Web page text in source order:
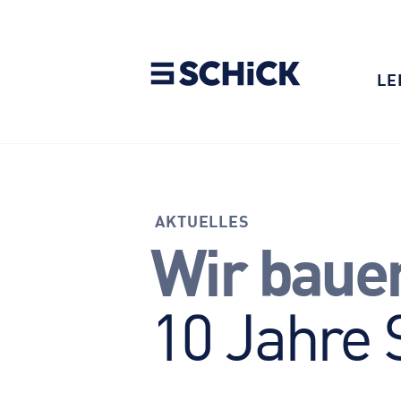
10 Jahre
AKTUELLES